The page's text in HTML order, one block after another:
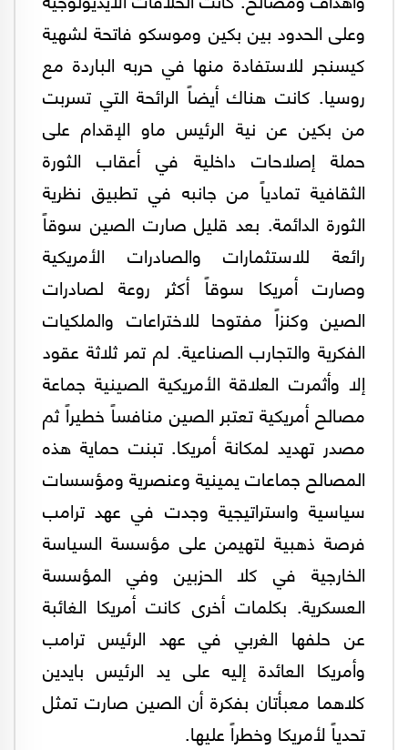
وعلى الحدود بين بكين وموسكو فاتحة لشهية
كيسنجر للاستفادة منها في حربه الباردة مع
روسيا. كانت هناك أيضاً الرائحة التي تسربت
من بكين عن نية الرئيس ماو الإقدام على
حملة إصلاحات داخلية في أعقاب الثورة
الثقافية تمادياً من جانبه في تطبيق نظرية
الثورة الدائمة. بعد قليل صارت الصين سوقاً
رائعة للاستثمارات والصادرات الأمريكية
وصارت أمريكا سوقاً أكثر روعة لصادرات
الصين وكنزاً مفتوحا للاختراعات والملكيات
الفكرية والتجارب الصناعية. لم تمر ثلاثة عقود
إلا وأثمرت العلاقة الأمريكية الصينية جماعة
مصالح أمريكية تعتبر الصين منافساً خطيراً ثم
مصدر تهديد لمكانة أمريكا. تبنت حماية هذه
المصالح جماعات يمينية وعنصرية ومؤسسات
سياسية واستراتيجية وجدت في عهد ترامب
فرصة ذهبية لتهيمن على مؤسسة السياسة
الخارجية في كلا الحزبين وفي المؤسسة
العسكرية. بكلمات أخرى كانت أمريكا الغائبة
عن حلفها الغربي في عهد الرئيس ترامب
وأمريكا العائدة إليه على يد الرئيس بايدين
كلاهما معبأتان بفكرة أن الصين صارت تمثل
تحدياً لأمريكا وخطراً عليها.